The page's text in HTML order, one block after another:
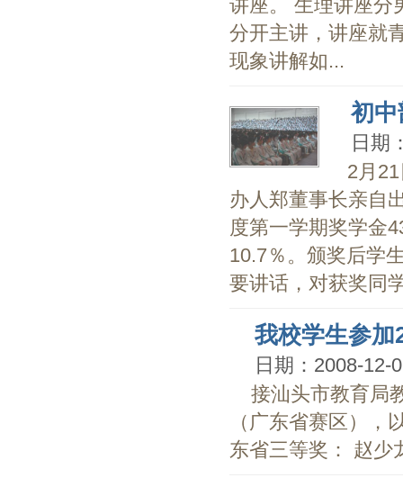
讲座。 生理讲座分
分开主讲，讲座就
现象讲解如...
初
日期
2月
办人郑董事长亲自
度第一学期奖学金
10.7％。颁奖后学
要讲话，对获奖同
我校学生参加
日期：2008-12-
接汕头市教育局
（广东省赛区）
东省三等奖： 赵少